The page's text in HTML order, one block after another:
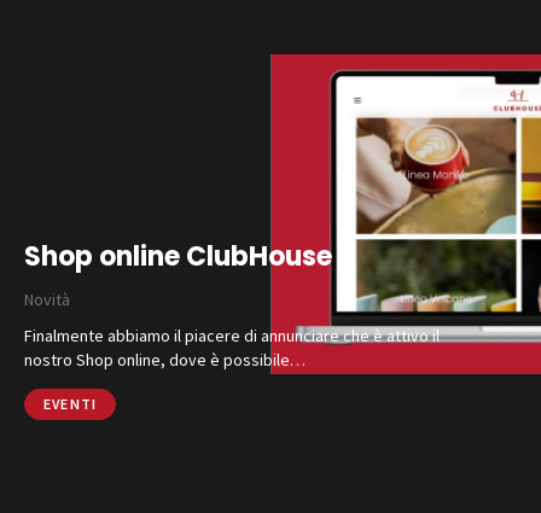
Shop online ClubHouse
Novità
Finalmente abbiamo il piacere di annunciare che è attivo il
nostro Shop online, dove è possibile…
EVENTI